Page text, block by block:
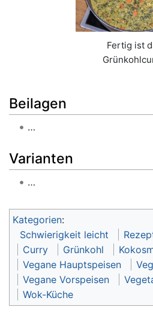
Fertig ist
Beilagen
…
Varianten
…
Kategorien:
Schwierigkeit leicht
Curry
Grünkohl
Vegane Hauptspeisen
Vegane Vorspeisen
Wok-Küche